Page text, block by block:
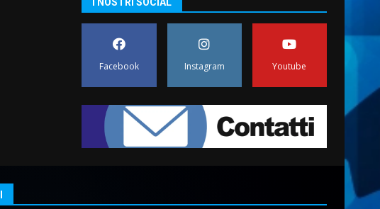
prima assoluta de “L’Albergo
Belvedere. Il rapimento”
6 Agosto 2026 06:15
appuntamento con “Fasano in
Banda”
7 Agosto 2026 06:05
Facebook Instagram Youtube